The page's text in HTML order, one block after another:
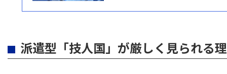
派遣型「技人国」が厳しく見られる